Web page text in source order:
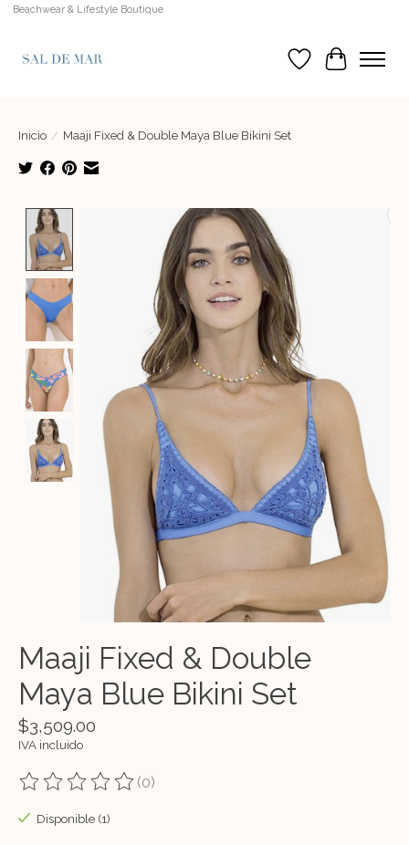
Beachwear & Lifestyle Boutique
Lista de deseos
Cesta
Inicio / Maaji Fixed & Double Maya Blue Bikini Set
Product image slideshow Items
Maaji Fixed & Double
Maya Blue Bikini Set
$3,509.00
IVA incluido
The rating of this product is
(0)
Disponible (1)